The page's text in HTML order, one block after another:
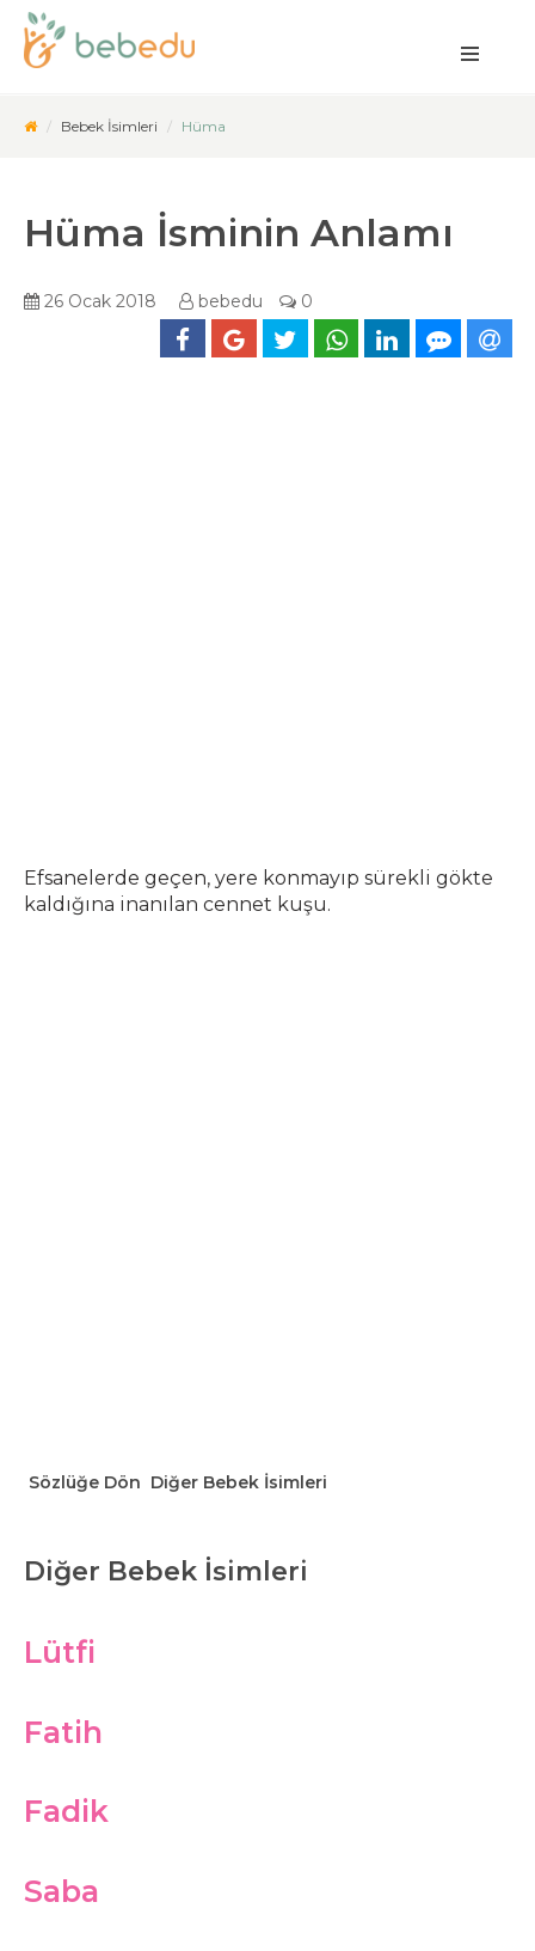
Bebek İsimleri Hüma
Hüma İsminin Anlamı
26 Ocak 2018 bebedu 0
Efsanelerde geçen, yere konmayıp sürekli gökte
kaldığına inanılan cennet kuşu.
Sözlüğe Dön Diğer Bebek İsimleri
Diğer Bebek İsimleri
Lütfi
Fatih
Fadik
Saba